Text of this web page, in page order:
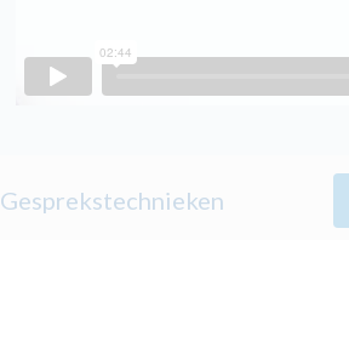
Gesprekstechnieken